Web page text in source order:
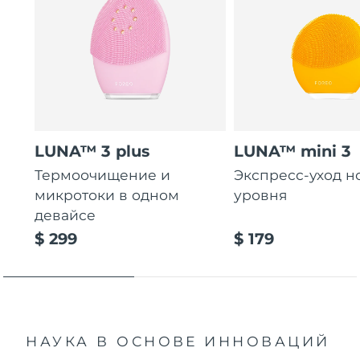
LUNA™ 3 plus
Термоочищение и
микротоки в одном
девайсе
$ 299
LUNA™ mini 3
Экспресс-уход
уровня
$ 179
НАУКА В ОСНОВЕ ИННОВАЦИЙ